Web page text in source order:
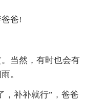
爸!
当然，有时也会有
。
，补补就行”，爸爸